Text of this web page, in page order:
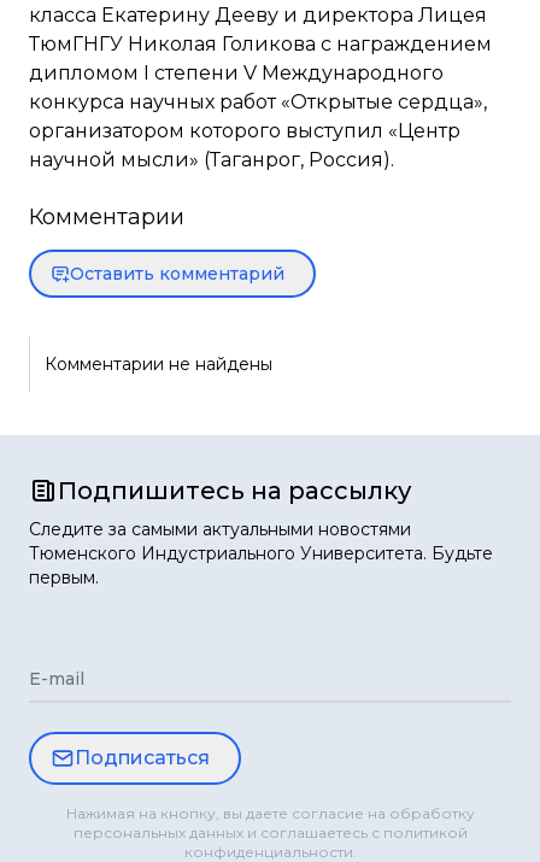
класса Екатерину Дееву и директора Лицея
ТюмГНГУ Николая Голикова с награждением
дипломом I степени V Международного
конкурса научных работ «Открытые сердца»,
организатором которого выступил «Центр
научной мысли» (Таганрог, Россия).
Комментарии
Оставить комментарий
Комментарии не найдены
Подпишитесь на рассылку
Следите за самыми актуальными новостями
Тюменского Индустриального Университета. Будьте
первым.
E-mail
Подписаться
Нажимая на кнопку, вы даете согласие на обработку
персональных данных и соглашаетесь с политикой
конфиденциальности.